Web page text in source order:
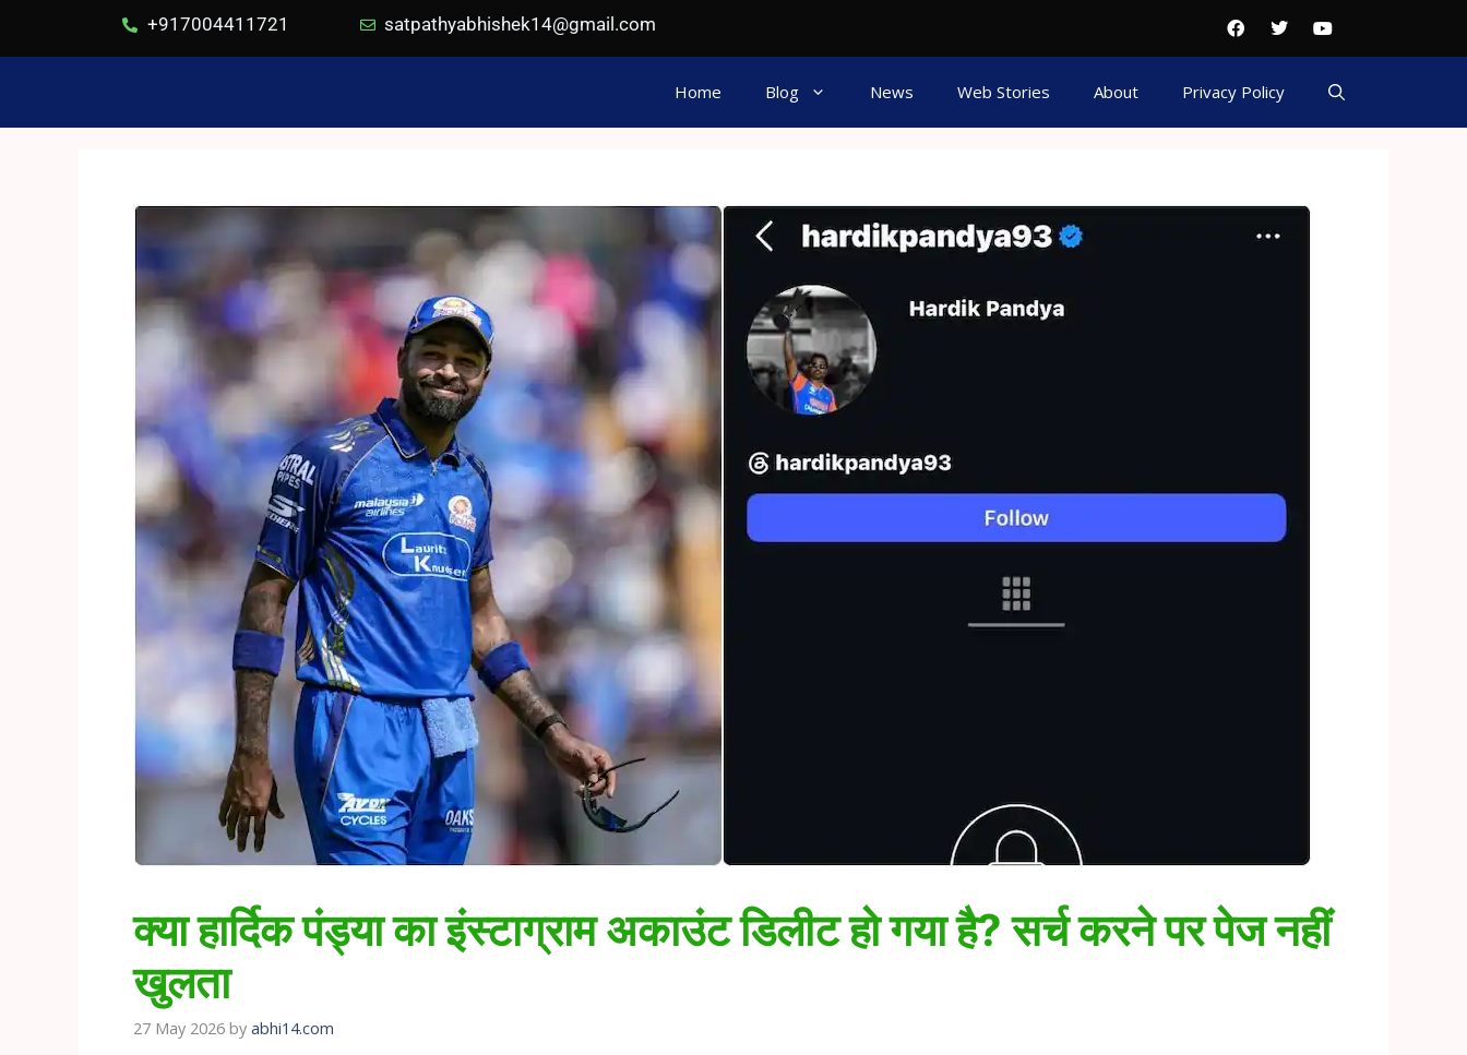
+917004411721 satpathyabhishek14@gmail.com
Home Blog News Web Stories About Privacy Policy
क्या हार्दिक पंड्या का इंस्टाग्राम अकाउंट डिलीट हो गया है? सर्च करने पर पेज नहीं
खुलता
27 May 2026 by abhi14.com